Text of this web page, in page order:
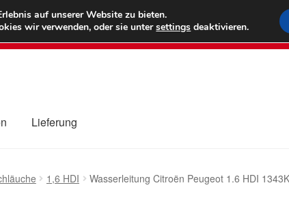
(800) 500
Lieferung
1,6 HDI Wasserleitung Citroën Peugeot 1.6 HDI
auf unserer Website zu bieten.
wir verwenden, oder sie untersettings deaktivieren.